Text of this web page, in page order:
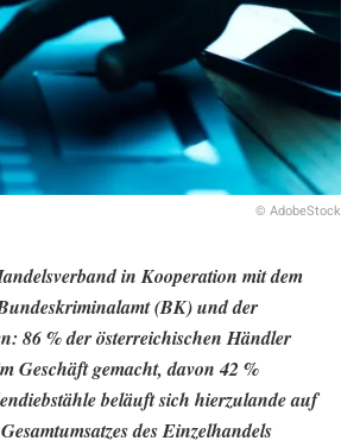
© AdobeStock
in Kooperation mit dem
(BK) und der
86 % der österreichischen Händler
Geschäft gemacht, davon 42 %
beläuft sich hierzulande auf
des Einzelhandels